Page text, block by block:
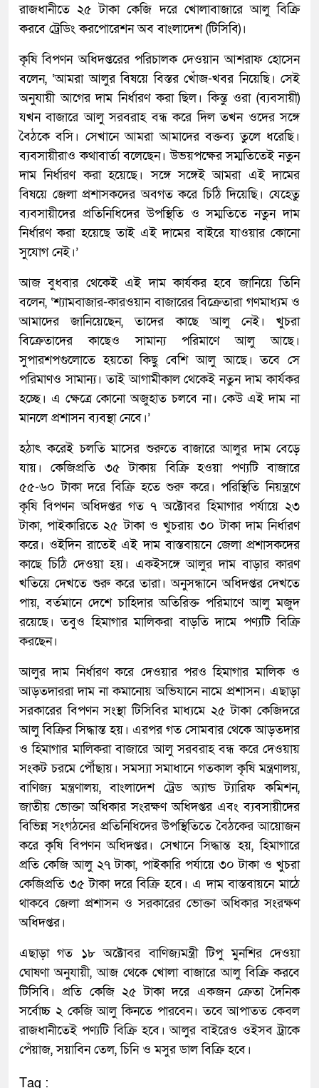
রাজধানীতে ২৫ টাকা কেজি দরে খোলাবাজারে আলু বিক্রি
করবে ট্রেডিং করপোরেশন অব বাংলাদেশ (টিসিবি)।
কৃষি বিপণন অধিদপ্তরের পরিচালক দেওয়ান আশরাফ হোসেন
বলেন, ‘আমরা আলুর বিষয়ে বিস্তর খোঁজ-খবর নিয়েছি। সেই
অনুযায়ী আগের দাম নির্ধারণ করা ছিল। কিন্তু ওরা (ব্যবসায়ী)
যখন বাজারে আলু সরবরাহ বন্ধ করে দিল তখন ওদের সঙ্গে
বৈঠকে বসি। সেখানে আমরা আমাদের বক্তব্য তুলে ধরেছি।
ব্যবসায়ীরাও কথাবার্তা বলেছেন। উভয়পক্ষের সম্মতিতেই নতুন
দাম নির্ধারণ করা হয়েছে। সঙ্গে সঙ্গেই আমরা এই দামের
বিষয়ে জেলা প্রশাসকদের অবগত করে চিঠি দিয়েছি। যেহেতু
ব্যবসায়ীদের প্রতিনিধিদের উপস্থিতি ও সম্মতিতে নতুন দাম
নির্ধারণ করা হয়েছে তাই এই দামের বাইরে যাওয়ার কোনো
সুযোগ নেই।’
আজ বুধবার থেকেই এই দাম কার্যকর হবে জানিয়ে তিনি
বলেন, ‘শ্যামবাজার-কারওয়ান বাজারের বিক্রেতারা গণমাধ্যম ও
আমাদের জানিয়েছেন, তাদের কাছে আলু নেই। খুচরা
বিক্রেতাদের কাছেও সামান্য পরিমাণে আলু আছে।
সুপারশপগুলোতে হয়তো কিছু বেশি আলু আছে। তবে সে
পরিমাণও সামান্য। তাই আগামীকাল থেকেই নতুন দাম কার্যকর
হচ্ছে। এ ক্ষেত্রে কোনো অজুহাত চলবে না। কেউ এই দাম না
মানলে প্রশাসন ব্যবস্থা নেবে।’
হঠাৎ করেই চলতি মাসের শুরুতে বাজারে আলুর দাম বেড়ে
যায়। কেজিপ্রতি ৩৫ টাকায় বিক্রি হওয়া পণ্যটি বাজারে
৫৫-৬০ টাকা দরে বিক্রি হতে শুরু করে। পরিস্থিতি নিয়ন্ত্রণে
কৃষি বিপণন অধিদপ্তর গত ৭ অক্টোবর হিমাগার পর্যায়ে ২৩
টাকা, পাইকারিতে ২৫ টাকা ও খুচরায় ৩০ টাকা দাম নির্ধারণ
করে। ওইদিন রাতেই এই দাম বাস্তবায়নে জেলা প্রশাসকদের
কাছে চিঠি দেওয়া হয়। একইসঙ্গে আলুর দাম বাড়ার কারণ
খতিয়ে দেখতে শুরু করে তারা। অনুসন্ধানে অধিদপ্তর দেখতে
পায়, বর্তমানে দেশে চাহিদার অতিরিক্ত পরিমাণে আলু মজুদ
রয়েছে। তবুও হিমাগার মালিকরা বাড়তি দামে পণ্যটি বিক্রি
করছেন।
আলুর দাম নির্ধারণ করে দেওয়ার পরও হিমাগার মালিক ও
আড়তদাররা দাম না কমানোয় অভিযানে নামে প্রশাসন। এছাড়া
সরকারের বিপণন সংস্থা টিসিবির মাধ্যমে ২৫ টাকা কেজিদরে
আলু বিক্রির সিদ্ধান্ত হয়। এরপর গত সোমবার থেকে আড়তদার
ও হিমাগার মালিকরা বাজারে আলু সরবরাহ বন্ধ করে দেওয়ায়
সংকট চরমে পৌঁছায়। সমস্যা সমাধানে গতকাল কৃষি মন্ত্রণালয়,
বাণিজ্য মন্ত্রণালয়, বাংলাদেশ ট্রেড অ্যান্ড ট্যারিফ কমিশন,
জাতীয় ভোক্তা অধিকার সংরক্ষণ অধিদপ্তর এবং ব্যবসায়ীদের
বিভিন্ন সংগঠনের প্রতিনিধিদের উপস্থিতিতে বৈঠকের আয়োজন
করে কৃষি বিপণন অধিদপ্তর। সেখানে সিদ্ধান্ত হয়, হিমাগারে
প্রতি কেজি আলু ২৭ টাকা, পাইকারি পর্যায়ে ৩০ টাকা ও খুচরা
কেজিপ্রতি ৩৫ টাকা দরে বিক্রি হবে। এ দাম বাস্তবায়নে মাঠে
থাকবে জেলা প্রশাসন ও সরকারের ভোক্তা অধিকার সংরক্ষণ
অধিদপ্তর।
এছাড়া গত ১৮ অক্টোবর বাণিজ্যমন্ত্রী টিপু মুনশির দেওয়া
ঘোষণা অনুযায়ী, আজ থেকে খোলা বাজারে আলু বিক্রি করবে
টিসিবি। প্রতি কেজি ২৫ টাকা দরে একজন ক্রেতা দৈনিক
সর্বোচ্চ ২ কেজি আলু কিনতে পারবেন। তবে আপাতত কেবল
রাজধানীতেই পণ্যটি বিক্রি হবে। আলুর বাইরেও ওইসব ট্রাকে
পেঁয়াজ, সয়াবিন তেল, চিনি ও মসুর ডাল বিক্রি হবে।
Tag :